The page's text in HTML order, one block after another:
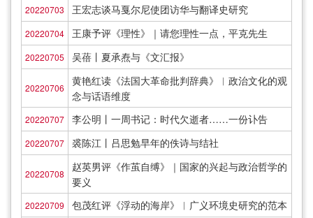
20220703 王宏志谈马戛尔尼使团访华与翻译史研究
20220704 王康予评《理性》｜请您理性一点，平克先生
20220705 吴蓓丨夏承焘与《文汇报》
20220706
黄艳红读《法国大革命批判辞典》︱政治文化的观
念与话语维度
20220707 李公明丨一周书记：时代欠逝者……一份讣告
20220707 裘陈江丨吕思勉早年的佚诗与结社
20220708
赵英男评《作茧自缚》｜国家的兴起与政治哲学的
要义
20220709 包茂红评《浮动的海岸》︱广义环境史研究的范本